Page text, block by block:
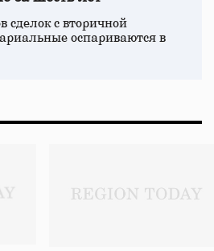
сделок с вторичной
оспариваются в